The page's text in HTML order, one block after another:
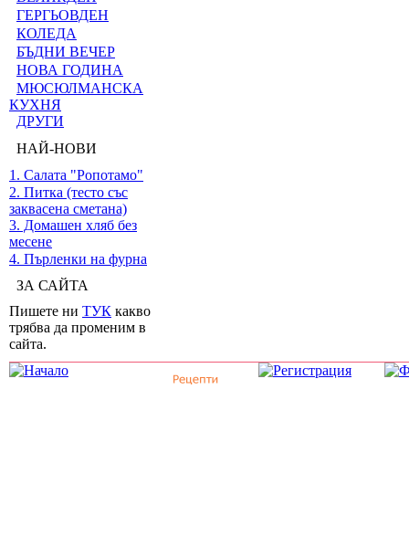
ГЕРГЬОВДЕН
КОЛЕДА
БЪДНИ ВЕЧЕР
НОВА ГОДИНА
МЮСЮЛМАНСКА
КУХНЯ
ДРУГИ
НАЙ-НОВИ
1. Салата "Ропотамо"
2. Питка (тесто със
заквасена сметана)
3. Домашен хляб без
месене
4. Пърленки на фурна
ЗА САЙТА
Пишете ни ТУК какво
трябва да променим в
сайта.